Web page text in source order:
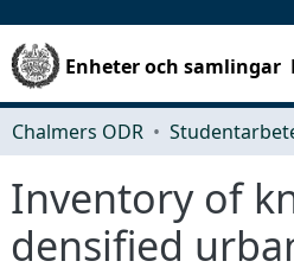
Enheter och samlingar
Chalmers ODR
Inventory of
densified